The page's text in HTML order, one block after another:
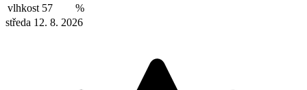
vlhkost 57
%
středa 12. 8. 2026